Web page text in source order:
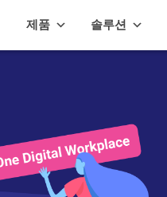
제품 솔루션